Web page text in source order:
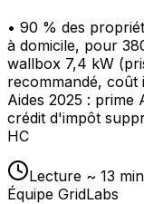
• 90 % des
à domicile, pour
wallbox 7,4 kW
recommandé, coût
Aides 2025 : prime
crédit d'impôt
HC
Lecture ~ 13 min
Équipe GridLabs